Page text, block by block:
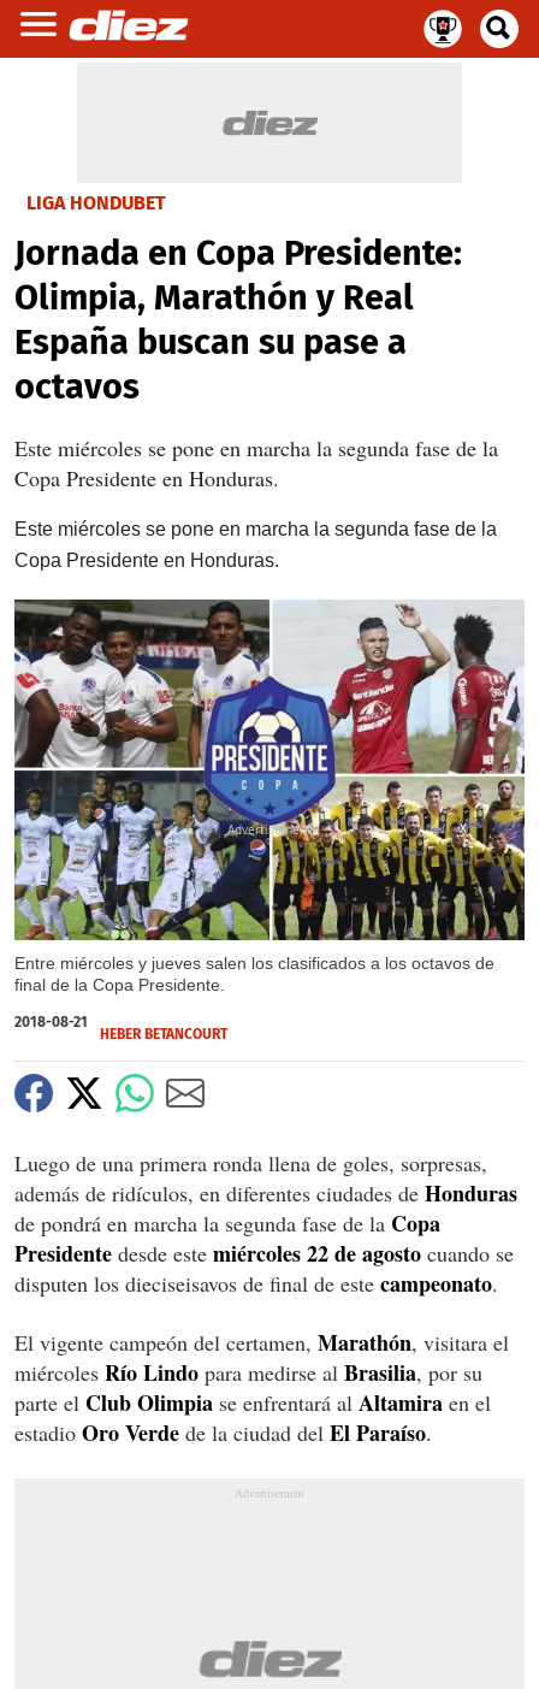
LIGA HONDUBET
Jornada en Copa Presidente:
Olimpia, Marathón y Real
España buscan su pase a
octavos
Este miércoles se pone en marcha la segunda fase de la
Copa Presidente en Honduras.
Este miércoles se pone en marcha la segunda fase de la
Copa Presidente en Honduras.
Entre miércoles y jueves salen los clasificados a los octavos de
final de la Copa Presidente.
X
2018-08-21
HEBER BETANCOURT
Luego de una primera ronda llena de goles, sorpresas,
además de ridículos, en diferentes ciudades de Honduras
de pondrá en marcha la segunda fase de la Copa
Presidente desde este miércoles 22 de agosto cuando se
disputen los dieciseisavos de final de este campeonato.
El vigente campeón del certamen, Marathón, visitara el
miércoles Río Lindo para medirse al Brasilia, por su
parte el Club Olimpia se enfrentará al Altamira en el
estadio Oro Verde de la ciudad del El Paraíso.